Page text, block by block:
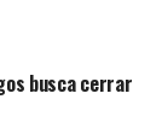
busca cerrar